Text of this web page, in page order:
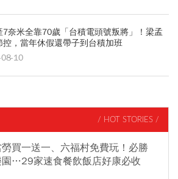
7奈米全靠70歲「台積電頭號叛將」！梁孟
控，當年休假還帶子到台積加班
10
/ HOT STORIES /
買一送一、六福村免費玩！必勝
…29家速食餐飲飯店好康必收